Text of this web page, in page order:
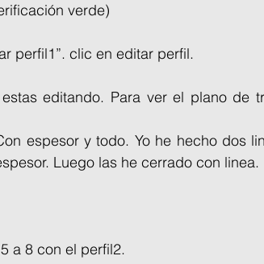
verde)
perfil1”. clic en editar perfil.
editando. Para ver el plano de
espesor y todo. Yo he hecho dos
Luego las he cerrado con linea.
a 8 con el perfil2.